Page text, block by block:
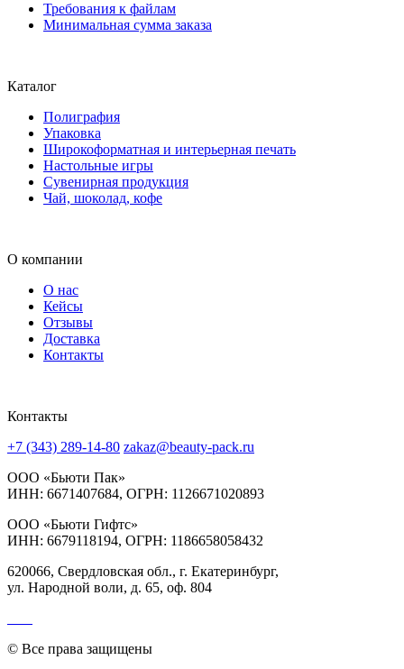
Требования к файлам
Минимальная сумма заказа
Каталог
Полиграфия
Упаковка
Широкоформатная и интерьерная печать
Настольные игры
Сувенирная продукция
Чай, шоколад, кофе
О компании
О нас
Кейсы
Отзывы
Доставка
Контакты
Контакты
+7 (343) 289-14-80 zakaz@beauty-pack.ru
ООО «Бьюти Пак»
ИНН: 6671407684, ОГРН: 1126671020893
ООО «Бьюти Гифтс»
ИНН: 6679118194, ОГРН: 1186658058432
620066, Свердловская обл., г. Екатеринбург,
ул. Народной воли, д. 65, оф. 804
© Все права защищены